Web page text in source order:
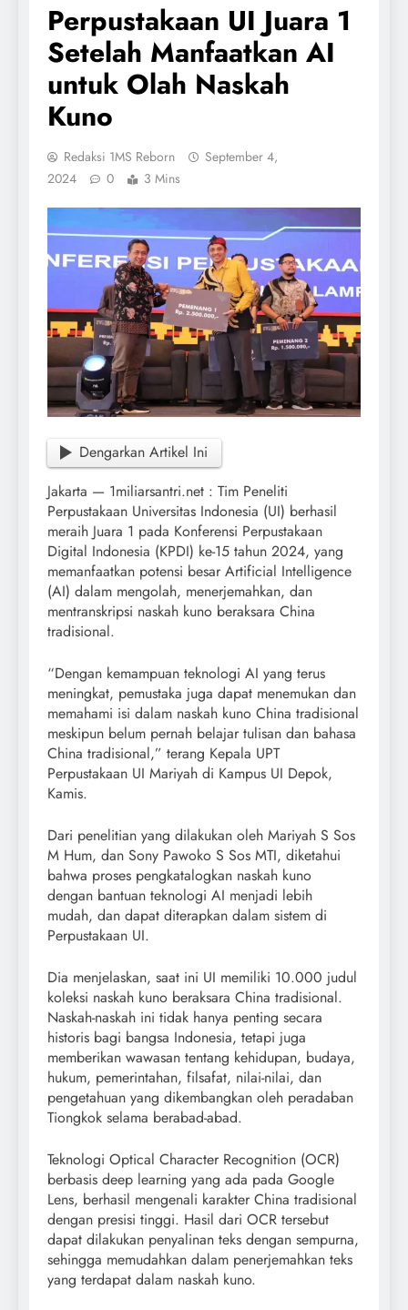
Perpustakaan UI Juara 1
Setelah Manfaatkan AI
untuk Olah Naskah
Kuno
Redaksi 1MS Reborn
September 4,
2024
0 3 Mins
Dengarkan Artikel Ini
Jakarta — 1miliarsantri.net : Tim Peneliti
Perpustakaan Universitas Indonesia (UI) berhasil
meraih Juara 1 pada Konferensi Perpustakaan
Digital Indonesia (KPDI) ke-15 tahun 2024, yang
memanfaatkan potensi besar Artificial Intelligence
(AI) dalam mengolah, menerjemahkan, dan
mentranskripsi naskah kuno beraksara China
tradisional.
“Dengan kemampuan teknologi AI yang terus
meningkat, pemustaka juga dapat menemukan dan
memahami isi dalam naskah kuno China tradisional
meskipun belum pernah belajar tulisan dan bahasa
China tradisional,” terang Kepala UPT
Perpustakaan UI Mariyah di Kampus UI Depok,
Kamis.
Dari penelitian yang dilakukan oleh Mariyah S Sos
M Hum, dan Sony Pawoko S Sos MTI, diketahui
bahwa proses pengkatalogkan naskah kuno
dengan bantuan teknologi AI menjadi lebih
mudah, dan dapat diterapkan dalam sistem di
Perpustakaan UI.
Dia menjelaskan, saat ini UI memiliki 10.000 judul
koleksi naskah kuno beraksara China tradisional.
Naskah-naskah ini tidak hanya penting secara
historis bagi bangsa Indonesia, tetapi juga
memberikan wawasan tentang kehidupan, budaya,
hukum, pemerintahan, filsafat, nilai-nilai, dan
pengetahuan yang dikembangkan oleh peradaban
Tiongkok selama berabad-abad.
Teknologi Optical Character Recognition (OCR)
berbasis deep learning yang ada pada Google
Lens, berhasil mengenali karakter China tradisional
dengan presisi tinggi. Hasil dari OCR tersebut
dapat dilakukan penyalinan teks dengan sempurna,
sehingga memudahkan dalam penerjemahkan teks
yang terdapat dalam naskah kuno.